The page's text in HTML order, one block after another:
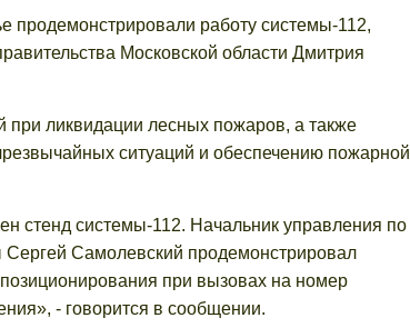
продемонстрировали работу системы-112,
Московской области Дмитрия
при ликвидации лесных пожаров, а также
ситуаций и обеспечению пожарной
стенд системы-112. Начальник управления по
Сергей Самолевский продемонстрировал
при вызовах на номер
- говорится в сообщении.